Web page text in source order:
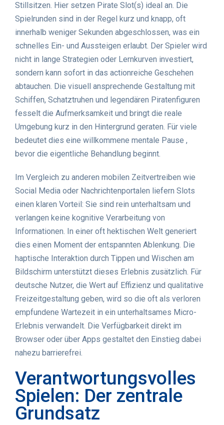
Stillsitzen. Hier setzen Pirate Slot(s) ideal an. Die
Spielrunden sind in der Regel kurz und knapp, oft
innerhalb weniger Sekunden abgeschlossen, was ein
schnelles Ein- und Aussteigen erlaubt. Der Spieler wird
nicht in lange Strategien oder Lernkurven investiert,
sondern kann sofort in das actionreiche Geschehen
abtauchen. Die visuell ansprechende Gestaltung mit
Schiffen, Schatztruhen und legendären Piratenfiguren
fesselt die Aufmerksamkeit und bringt die reale
Umgebung kurz in den Hintergrund geraten. Für viele
bedeutet dies eine willkommene mentale Pause ,
bevor die eigentliche Behandlung beginnt.
Im Vergleich zu anderen mobilen Zeitvertreiben wie
Social Media oder Nachrichtenportalen liefern Slots
einen klaren Vorteil: Sie sind rein unterhaltsam und
verlangen keine kognitive Verarbeitung von
Informationen. In einer oft hektischen Welt generiert
dies einen Moment der entspannten Ablenkung. Die
haptische Interaktion durch Tippen und Wischen am
Bildschirm unterstützt dieses Erlebnis zusätzlich. Für
deutsche Nutzer, die Wert auf Effizienz und qualitative
Freizeitgestaltung geben, wird so die oft als verloren
empfundene Wartezeit in ein unterhaltsames Micro-
Erlebnis verwandelt. Die Verfügbarkeit direkt im
Browser oder über Apps gestaltet den Einstieg dabei
nahezu barrierefrei.
Verantwortungsvolles
Spielen: Der zentrale
Grundsatz